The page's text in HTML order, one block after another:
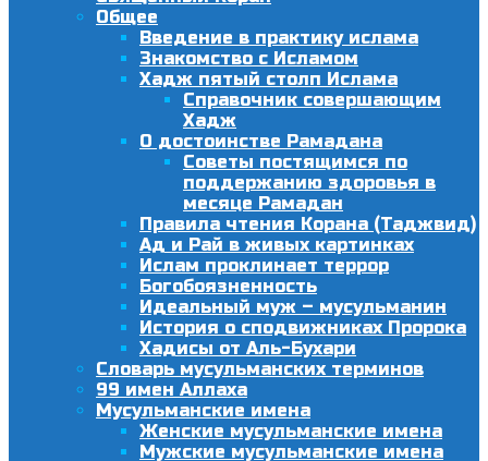
Общее
Введение в практику ислама
Знакомство с Исламом
Хадж пятый столп Ислама
Справочник совершающим
Хадж
О достоинстве Рамадана
Советы постящимся по
поддержанию здоровья в
месяце Рамадан
Правила чтения Корана (Таджвид)
Ад и Рай в живых картинках
Ислам проклинает террор
Богобоязненность
Идеальный муж – мусульманин
История о сподвижниках Пророка
Хадисы от Аль-Бухари
Словарь мусульманских терминов
99 имен Аллаха
Мусульманские имена
Женские мусульманские имена
Мужские мусульманские имена